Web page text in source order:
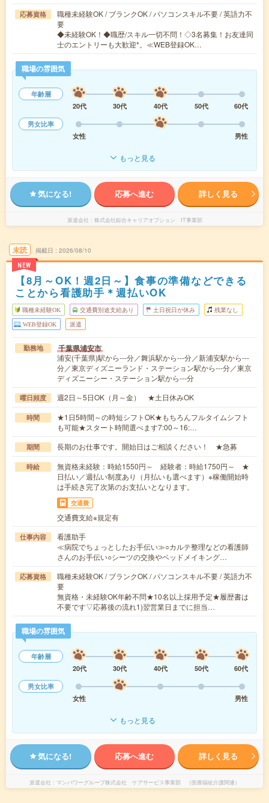
応募資格
職種未経験OK / ブランクOK / パソコンスキル不要 / 英語力不
要
◆未経験OK！◆職歴/スキル一切不問！◇3名募集！お友達同
士のエントリーも大歓迎*。≪WEB登録OK…
職場の雰囲気
年齢層
20代
30代 40代 50代
60代
男女比率
女性
男性
もっと見る
気になる! 応募へ進む 詳しく見る
派遣会社 株式会社綜合キャリアオプション IT事業部
未読
NEW
掲載日 2026/08/10
【8月～OK！週2日～】食事の準備などできる
ことから看護助手＊週払いOK
職種未経験OK 交通費別途支給あり 土日祝日が休み 残業なし
WEB登録OK 派遣
勤務地 千葉県浦安市
浦安(千葉県)駅から---分／舞浜駅から---分／新浦安駅から---
分／東京ディズニーランド・ステーション駅から---分／東京
ディズニーシー・ステーション駅から---分
曜日頻度 週2日～5日OK（月～金） ★土日休みOK
時間
★1日5時間～の時短シフトOK★もちろんフルタイムシフト
も可能★スタート時間選べます7:00～16:…
期間 長期のお仕事です。開始日はご相談ください！ ★急募
時給
無資格未経験：時給1550円～ 経験者：時給1750円～ ★
日払い／週払い制度あり（月払いも選べます）※稼働開始時
は手続き完了次第のお支払いとなります。
交通費
交通費支給※規定有
仕事内容
看護助手
≪病院でちょっとしたお手伝い≫○カルテ整理などの看護師
さんのお手伝い○シーツの交換やベッドメイキング…
応募資格
職種未経験OK / ブランクOK / パソコンスキル不要 / 英語力不
要
無資格・未経験OK年齢不問★10名以上採用予定★履歴書は
不要です▽応募後の流れ1)翌営業日までに担当…
職場の雰囲気
年齢層
20代
30代 40代 50代
60代
男女比率
女性
男性
もっと見る
気になる! 応募へ進む 詳しく見る
派遣会社 マンパワーグループ株式会社 ケアサービス事業部 （医療福祉介護関連）